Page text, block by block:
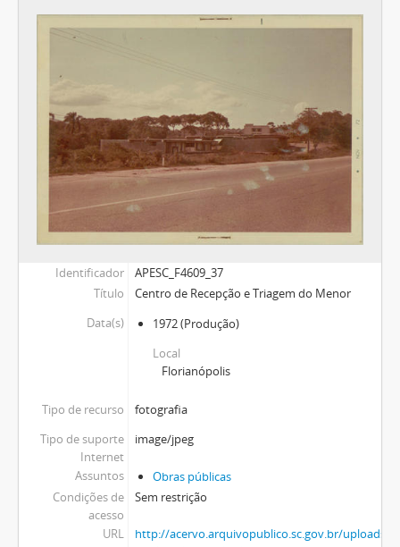
Identificador
APESC_F4609_37
Título
Centro de Recepção e Triagem do Menor
Data(s)
1972(Produção)
Local
Florianópolis
Tipo de recurso
fotografia
Tipo de suporte
Internet
image/jpeg
Assuntos
Obras públicas
Condições de
acesso
Sem restrição
URL
http://acervo.arquivopublico.sc.gov.br/uploads/